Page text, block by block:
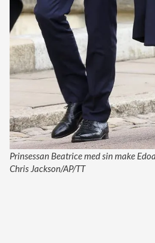
Prinsessan Beatrice med sin make
Chris Jackson/AP/TT